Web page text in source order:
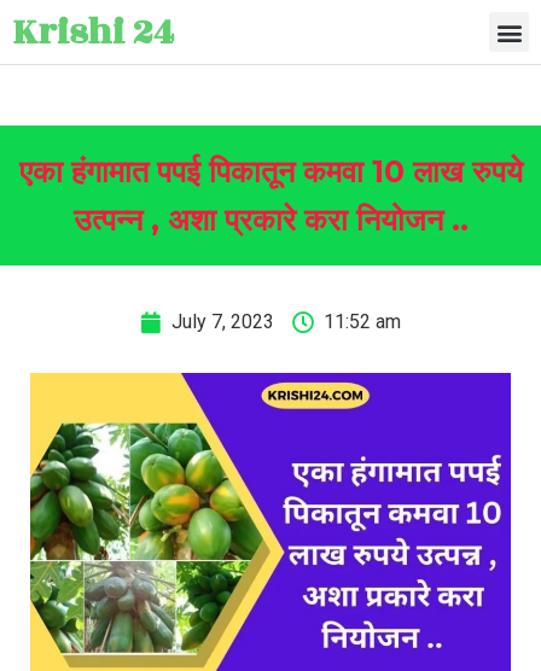
Krishi 24
एका हंगामात पपई पिकातून कमवा 10 लाख रुपये
उत्पन्न , अशा प्रकारे करा नियोजन ..
July 7, 2023 11:52 am